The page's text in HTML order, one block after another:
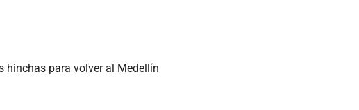
hinchas para volver al Medellín